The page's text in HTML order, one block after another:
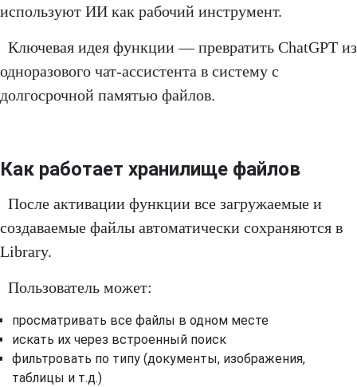
используют ИИ как рабочий инструмент.
Ключевая идея функции — превратить ChatGPT из
одноразового чат-ассистента в систему с
долгосрочной памятью файлов.
Как работает хранилище файлов
После активации функции все загружаемые и
создаваемые файлы автоматически сохраняются в
Library.
Пользователь может:
просматривать все файлы в одном месте
искать их через встроенный поиск
фильтровать по типу (документы, изображения,
таблицы и т.д.)